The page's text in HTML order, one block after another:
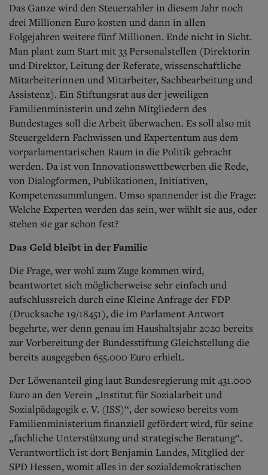
Das Ganze wird den Steuerzahler in diesem Jahr noch
drei Millionen Euro kosten und dann in allen
Folgejahren weitere fünf Millionen. Ende nicht in Sicht.
Man plant zum Start mit 33 Personalstellen (Direktorin
und Direktor, Leitung der Referate, wissenschaftliche
Mitarbeiterinnen und Mitarbeiter, Sachbearbeitung und
Assistenz). Ein Stiftungsrat aus der jeweiligen
Familienministerin und zehn Mitgliedern des
Bundestages soll die Arbeit überwachen. Es soll also mit
Steuergeldern Fachwissen und Expertentum aus dem
vorparlamentarischen Raum in die Politik gebracht
werden. Da ist von Innovationswettbewerben die Rede,
von Dialogformen, Publikationen, Initiativen,
Kompetenzsammlungen. Umso spannender ist die Frage:
Welche Experten werden das sein, wer wählt sie aus, oder
stehen sie gar schon fest?
Das Geld bleibt in der Familie
Die Frage, wer wohl zum Zuge kommen wird,
beantwortet sich möglicherweise sehr einfach und
aufschlussreich durch eine Kleine Anfrage der FDP
(Drucksache 19/18451), die im Parlament Antwort
begehrte, wer denn genau im Haushaltsjahr 2020 bereits
zur Vorbereitung der Bundesstiftung Gleichstellung die
bereits ausgegeben 655.000 Euro erhielt.
Der Löwenanteil ging laut Bundesregierung mit 431.000
Euro an den Verein „Institut für Sozialarbeit und
Sozialpädagogik e. V. (ISS)“, der sowieso bereits vom
Familienministerium finanziell gefördert wird, für seine
„fachliche Unterstützung und strategische Beratung“.
Verantwortlich ist dort Benjamin Landes, Mitglied der
SPD Hessen, womit alles in der sozialdemokratischen